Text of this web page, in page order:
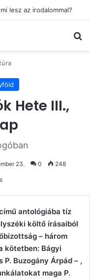
lesz az irodalommal?
Hete III.,
23. 0 248
antológiába tíz
költő írásaiból
– három
kötetben: Bágyi
P. Buzogány Árpád – ,
maga P.